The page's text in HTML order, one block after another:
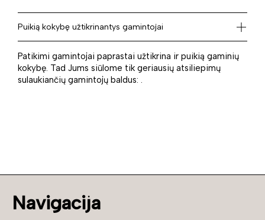
Puikią kokybę užtikrinantys gamintojai
Patikimi gamintojai paprastai užtikrina ir puikią gaminių
kokybę. Tad Jums siūlome tik geriausių atsiliepimų
sulaukiančių gamintojų baldus: .
Navigacija